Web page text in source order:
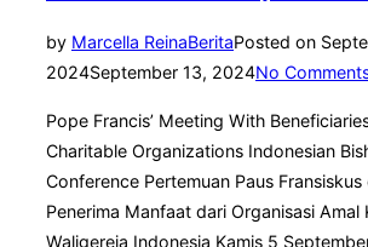
by Marcella ReinaBeritaPosted on
2024September 13, 2024No
Pope Francis’ Meeting With
Charitable Organizations Indonesian
Conference Pertemuan Paus
Penerima Manfaat dari Organisasi Amal
Waligereja Indonesia Kamis 5